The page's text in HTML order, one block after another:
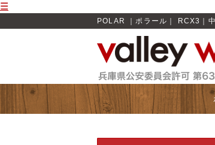
☰
POLAR ｜ポラール｜ RCX3｜